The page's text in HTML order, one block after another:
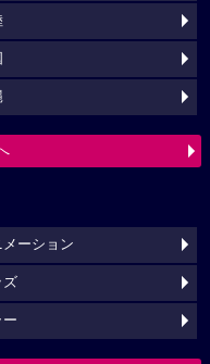
メーション
ズ
ー